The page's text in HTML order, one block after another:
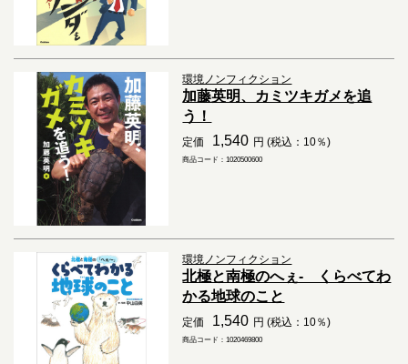
環境ノンフィクション
加藤英明、カミツキガメを追
う！
定価 1,540 円 (税込：10％)
商品コード：1020500600
環境ノンフィクション
北極と南極のへぇ- くらべてわ
かる地球のこと
定価 1,540 円 (税込：10％)
商品コード：1020469800